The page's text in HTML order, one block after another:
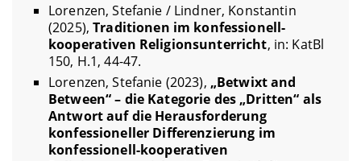
Lorenzen, Stefanie / Lindner, Konstantin
(2025),Traditionen im konfessionell-
kooperativen Religionsunterricht, in: KatBl
150, H.1, 44-47.
Lorenzen, Stefanie (2023), „Betwixt and
Between“ – die Kategorie des „Dritten“ als
Antwort auf die Herausforderung
konfessioneller Differenzierung im
konfessionell-kooperativen